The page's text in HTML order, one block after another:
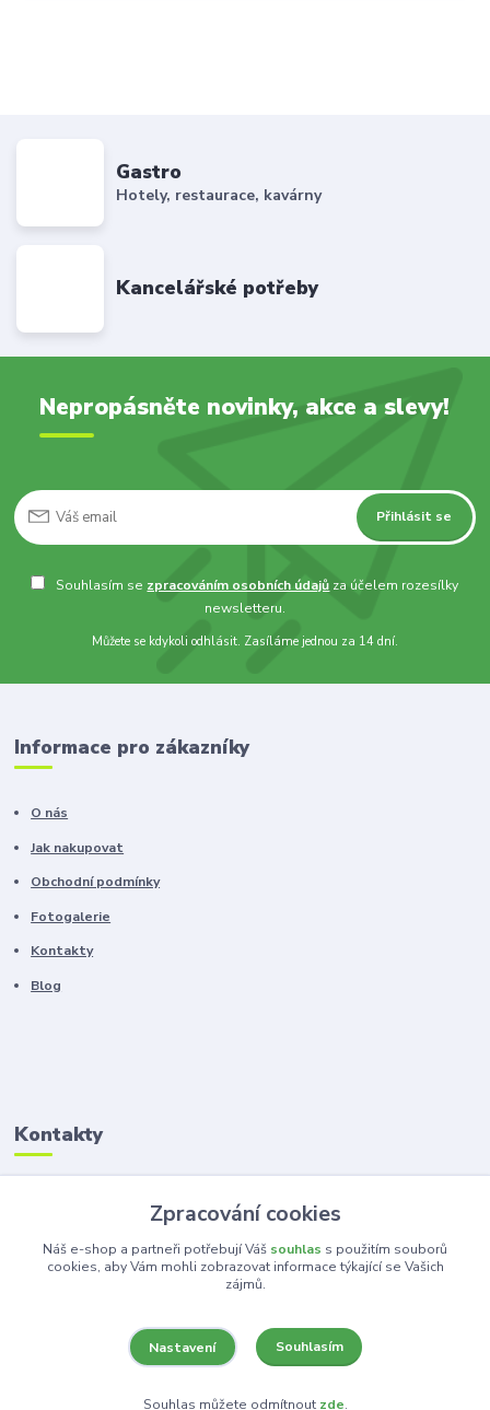
Gastro
Hotely, restaurace, kavárny
Kancelářské potřeby
Nepropásněte novinky, akce a slevy!
Přihlásit se
Souhlasím se zpracováním osobních údajů za účelem rozesílky
newsletteru.
Můžete se kdykoli odhlásit. Zasíláme jednou za 14 dní.
Informace pro zákazníky
O nás
Jak nakupovat
Obchodní podmínky
Fotogalerie
Kontakty
Blog
Kontakty
Zákaznická podpora
+420 603 100 966
(Po-Pá, 8-16 hod.)
Zpracování cookies
Náš e-shop a partneři potřebují Váš souhlas s použitím souborů
cookies, aby Vám mohli zobrazovat informace týkající se Vašich
zájmů.
Nastavení Souhlasím
Souhlas můžete odmítnout zde.